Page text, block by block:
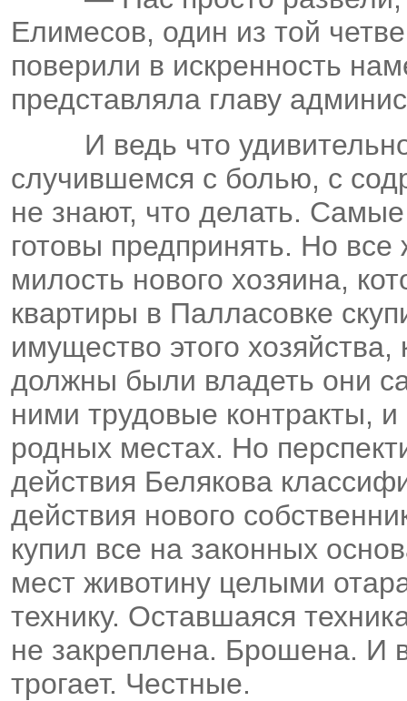
Елимесов, один из той
поверили в искренность
представляла главу
И ведь что
случившемся с болью, с
не знают, что делать.
готовы предпринять. Но
милость нового хозяина,
квартиры в Палласовке
имущество этого
должны были владеть они
ними трудовые контракты, и
родных местах. Но
действия Белякова
действия нового
купил все на законных
мест животину целыми
технику. Оставшаяся
не закреплена. Брошена. И
трогает. Честные.